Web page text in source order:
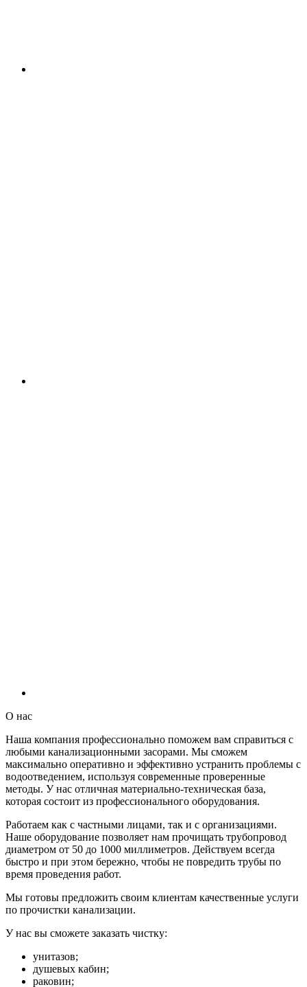
О нас
Наша компания профессионально поможем вам справиться с
любыми канализационными засорами. Мы сможем
максимально оперативно и эффективно устранить проблемы с
водоотведением, используя современные проверенные
методы. У нас отличная материально-техническая база,
которая состоит из профессионального оборудования.
Работаем как с частными лицами, так и с организациями.
Наше оборудование позволяет нам прочищать трубопровод
диаметром от 50 до 1000 миллиметров. Действуем всегда
быстро и при этом бережно, чтобы не повредить трубы по
время проведения работ.
Мы готовы предложить своим клиентам качественные услуги
по прочистки канализации.
У нас вы сможете заказать чистку:
унитазов;
душевых кабин;
раковин;